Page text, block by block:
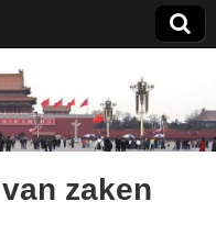
zaken